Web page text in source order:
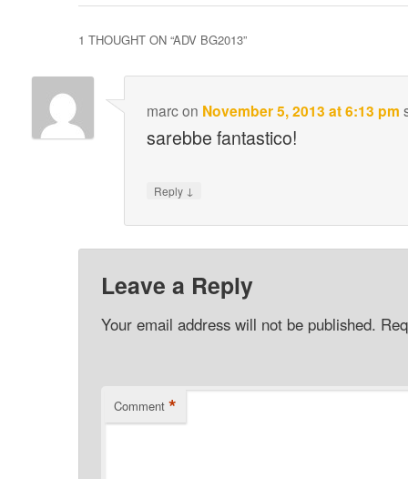
1 THOUGHT ON “ADV BG2013”
marcon November 5, 2013 at 6:13 pm
sarebbe fantastico!
Reply ↓
Leave a Reply
Your email address will not be published.
Comment *